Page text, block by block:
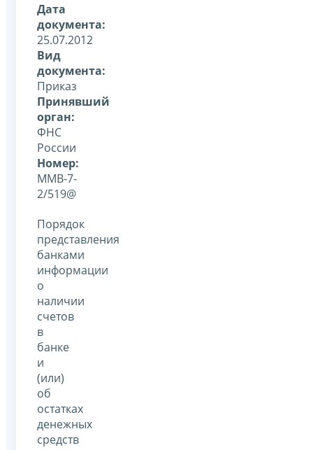
Дата
документа:
25.07.2012
Вид
документа:
Приказ
Принявший
орган:
ФНС
России
Номер:
ММВ-7-
2/519@
Порядок
представления
банками
информации
о
наличии
счетов
в
банке
и
(или)
об
остатках
денежных
средств